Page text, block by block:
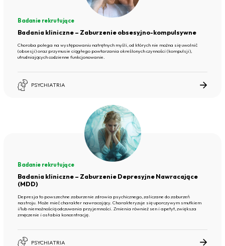
Badanie rekrutujące
Badania kliniczne – Zaburzenie obsesyjno-kompulsywne
Choroba polega na występowaniu natrętnych myśli, od których nie można się uwolnić
(obsesji) oraz przymusie ciągłego powtarzania określonych czynności (kompulsji),
utrudniających codzienne funkcjonowanie.
PSYCHIATRIA
Badanie rekrutujące
Badania kliniczne – Zaburzenie Depresyjne Nawracające
(MDD)
Depresja to powszechne zaburzenie zdrowia psychicznego, zaliczane do zaburzeń
nastroju. Może mieć charakter nawracający. Charakteryzuje się uporczywym smutkiem
i/lub niemożnością odczuwania przyjemności. Zmienia również sen i apetyt, zwiększa
zmęczenie i osłabia koncentrację.
PSYCHIATRIA